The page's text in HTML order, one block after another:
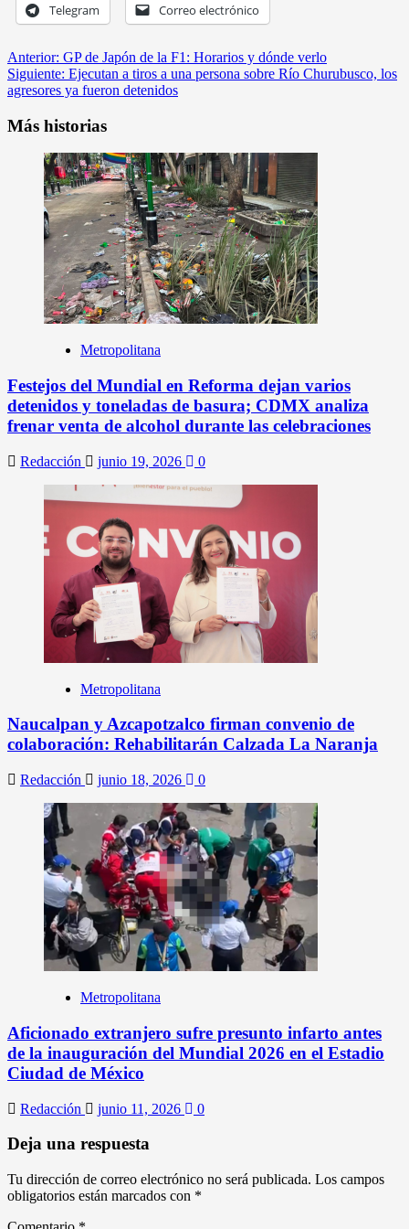
Telegram Correo electrónico
Anterior: GP de Japón de la F1: Horarios y dónde verlo
Siguiente: Ejecutan a tiros a una persona sobre Río Churubusco, los
agresores ya fueron detenidos
Más historias
Metropolitana
Festejos del Mundial en Reforma dejan varios
detenidos y toneladas de basura; CDMX analiza
frenar venta de alcohol durante las celebraciones
Redacción junio 19, 2026 0
Metropolitana
Naucalpan y Azcapotzalco firman convenio de
colaboración: Rehabilitarán Calzada La Naranja
Redacción junio 18, 2026 0
Metropolitana
Aficionado extranjero sufre presunto infarto antes
de la inauguración del Mundial 2026 en el Estadio
Ciudad de México
Redacción junio 11, 2026 0
Deja una respuesta
Tu dirección de correo electrónico no será publicada. Los campos
obligatorios están marcados con *